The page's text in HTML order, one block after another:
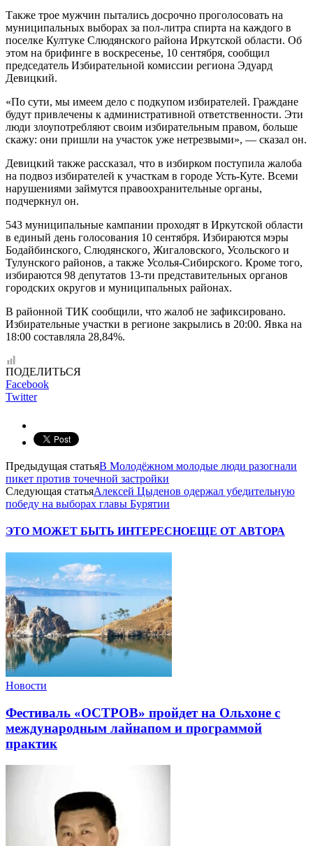
Также трое мужчин пытались досрочно проголосовать на
муниципальных выборах за пол-литра спирта на каждого в
поселке Култуке Слюдянского района Иркутской области. Об
этом на брифинге в воскресенье, 10 сентября, сообщил
председатель Избирательной комиссии региона Эдуард
Девицкий.
«По сути, мы имеем дело с подкупом избирателей. Граждане
будут привлечены к административной ответственности. Эти
люди злоупотребляют своим избирательным правом, больше
скажу: они пришли на участок уже нетрезвыми», — сказал он.
Девицкий также рассказал, что в избирком поступила жалоба
на подвоз избирателей к участкам в городе Усть-Куте. Всеми
нарушениями займутся правоохранительные органы,
подчеркнул он.
543 муниципальные кампании проходят в Иркутской области
в единый день голосования 10 сентября. Избираются мэры
Бодайбинского, Слюдянского, Жигаловского, Усольского и
Тулунского районов, а также Усолья-Сибирского. Кроме того,
избираются 98 депутатов 13-ти представительных органов
городских округов и муниципальных районах.
В районной ТИК сообщили, что жалоб не зафиксировано.
Избирательные участки в регионе закрылись в 20:00. Явка на
18:00 составляла 28,84%.
ПОДЕЛИТЬСЯ
Facebook
Twitter
Предыдущая статьяВ Молодёжном молодые люди разогнали
пикет против точечной застройки
Следующая статьяАлексей Цыденов одержал убедительную
победу на выборах главы Бурятии
ЭТО МОЖЕТ БЫТЬ ИНТЕРЕСНОЕЩЕ ОТ АВТОРА
Новости
Фестиваль «ОСТРОВ» пройдет на Ольхоне с
международным лайнапом и программой
практик